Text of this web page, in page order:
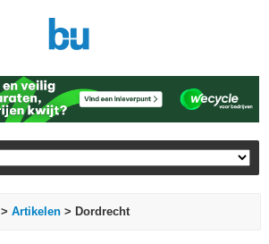
>Artikelen > Dordrecht